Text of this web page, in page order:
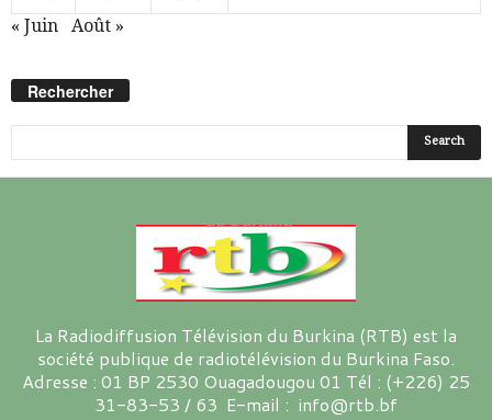
« Juin
Août »
Rechercher
La Radiodiffusion Télévision du Burkina (RTB) est la
société publique de radiotélévision du Burkina Faso.
Adresse : 01 BP 2530 Ouagadougou 01 Tél : (+226) 25
31-83-53 / 63 E-mail : info@rtb.bf